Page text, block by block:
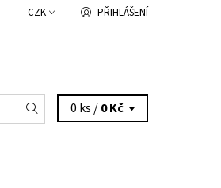
CZK PŘIHLÁŠENÍ
0 ks /0 Kč